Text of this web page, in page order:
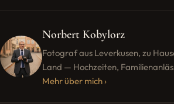
Norbert Kobylorz
Fotograf aus Leverkusen, zu
Land — Hochzeiten,
Mehr über mich ›